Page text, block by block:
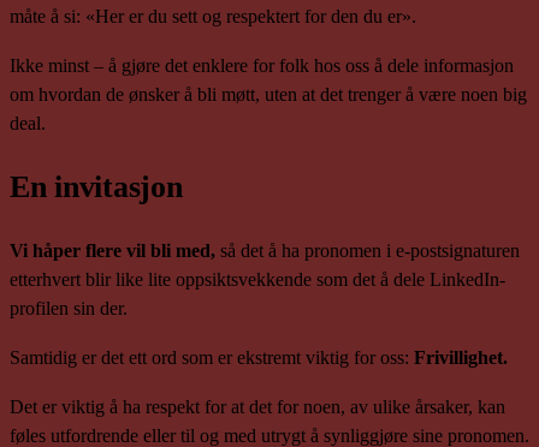
måte å si: «Her er du sett og respektert for den du er».
Ikke minst – å gjøre det enklere for folk hos oss å dele informasjon
om hvordan de ønsker å bli møtt, uten at det trenger å være noen big
deal.
En invitasjon
Vi håper flere vil bli med, så det å ha pronomen i e-postsignaturen
etterhvert blir like lite oppsiktsvekkende som det å dele LinkedIn-
profilen sin der.
Samtidig er det ett ord som er ekstremt viktig for oss: Frivillighet.
Det er viktig å ha respekt for at det for noen, av ulike årsaker, kan
føles utfordrende eller til og med utrygt å synliggjøre sine pronomen.